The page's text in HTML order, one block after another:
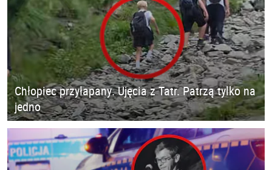
Chłopiec przyłapany. Ujęcia z Tatr. Patrzą tylko na
jedno